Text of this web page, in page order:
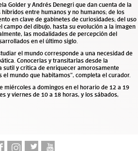
Golder y Andrés Denegri que dan cuenta de la
entre humanos y no humanos; de los
en clave de gabinetes de curiosidades; del uso
del dibujo, hasta su evolución a la imagen
las modalidades de percepción del
en el último siglo.
el mundo corresponde a una necesidad de
Conocerlas y transitarlas desde la
y crítica de enriquecer amorosamente
mundo que habitamos”, completa el curador.
miércoles a domingos en el horario de 12 a 19
y viernes de 10 a 18 horas, y los sábados,